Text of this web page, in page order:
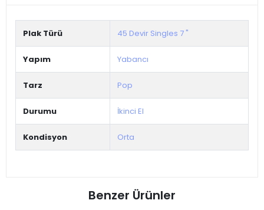
Plak Türü 45 Devir Singles 7 "
Yapım Yabancı
Tarz Pop
Durumu İkinci El
Kondisyon Orta
Benzer Ürünler